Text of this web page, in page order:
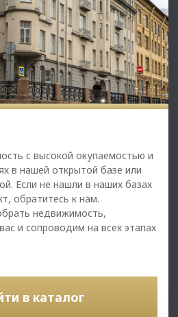
с высокой окупаемостью и
в нашей открытой базе или
Если не нашли в наших базах
обратитесь к нам.
недвижимость,
и сопроводим на всех этапах
в каталог